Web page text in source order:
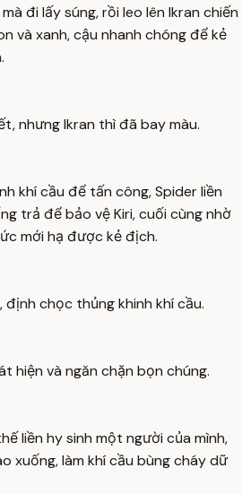
đi lấy súng, rồi leo lên Ikran chiến
và xanh, cậu nhanh chóng để kẻ
nhưng Ikran thì đã bay màu.
khí cầu để tấn công, Spider liền
trả để bảo vệ Kiri, cuối cùng nhờ
mới hạ được kẻ địch.
chọc thủng khinh khí cầu.
hiện và ngăn chặn bọn chúng.
liền hy sinh một người của mình,
xuống, làm khí cầu bùng cháy dữ